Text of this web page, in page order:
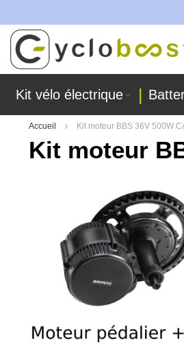
Allez
au
contenu
Kit vélo électrique
Accueil Kit moteur BBS 36V 500W
Kit moteur